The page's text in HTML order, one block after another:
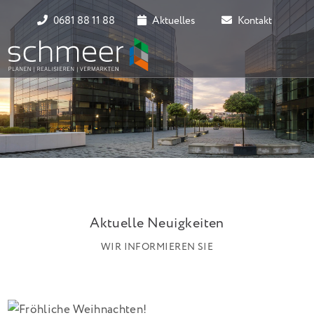
0681 88 11 88 Aktuelles Kontakt
Aktuelle Neuigkeiten
WIR INFORMIEREN SIE